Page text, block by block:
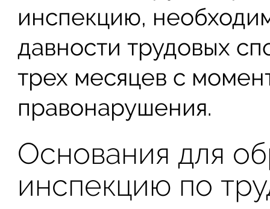
инспекцию,
давности трудовых
трех месяцев с
правонарушения.
Основания для
инспекцию по